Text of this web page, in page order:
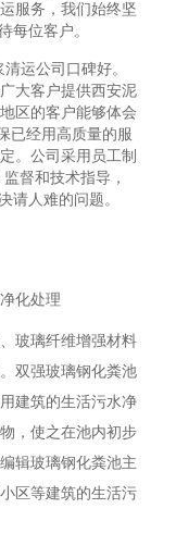
服务，我们始终坚
每位客户。
运公司口碑好。
大客户提供西安泥
区的客户能够体会
已经用高质量的服
。公司采用员工制
督和技术指导，
请人难的问题。
化处理
玻璃纤维增强材料
双强玻璃钢化粪池
建筑的生活污水净
，使之在池内初步
辑玻璃钢化粪池主
区等建筑的生活污